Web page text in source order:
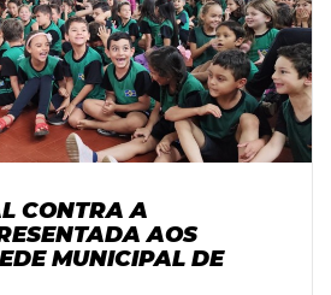
CONTRA A
AOS
MUNICIPAL DE